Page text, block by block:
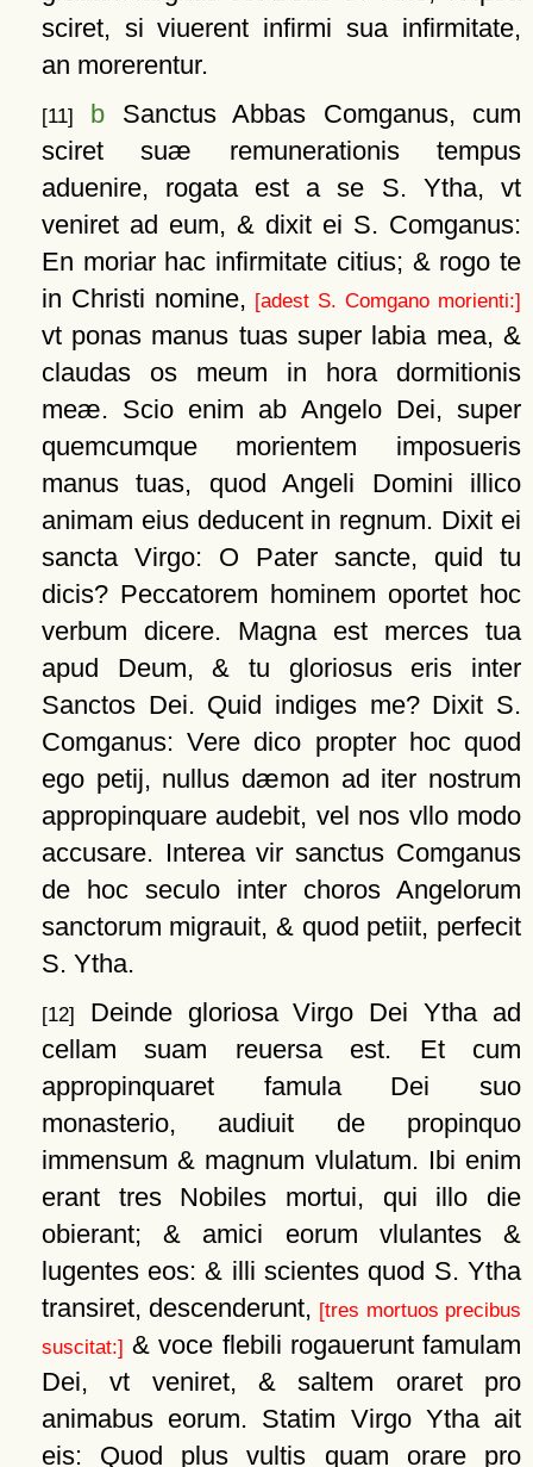
sciret, si viuerent infirmi sua infirmitate,
an morerentur.
[11] b Sanctus Abbas Comganus, cum
sciret suæ remunerationis tempus
aduenire, rogata est a se S. Ytha, vt
veniret ad eum, & dixit ei S. Comganus:
En moriar hac infirmitate citius; & rogo te
in Christi nomine, [adest S. Comgano morienti:]
vt ponas manus tuas super labia mea, &
claudas os meum in hora dormitionis
meæ. Scio enim ab Angelo Dei, super
quemcumque morientem imposueris
manus tuas, quod Angeli Domini illico
animam eius deducent in regnum. Dixit ei
sancta Virgo: O Pater sancte, quid tu
dicis? Peccatorem hominem oportet hoc
verbum dicere. Magna est merces tua
apud Deum, & tu gloriosus eris inter
Sanctos Dei. Quid indiges me? Dixit S.
Comganus: Vere dico propter hoc quod
ego petij, nullus dæmon ad iter nostrum
appropinquare audebit, vel nos vllo modo
accusare. Interea vir sanctus Comganus
de hoc seculo inter choros Angelorum
sanctorum migrauit, & quod petiit, perfecit
S. Ytha.
[12]
Deinde gloriosa Virgo Dei Ytha ad
cellam suam reuersa est. Et cum
appropinquaret famula Dei suo
monasterio, audiuit de propinquo
immensum & magnum vlulatum. Ibi enim
erant tres Nobiles mortui, qui illo die
obierant; & amici eorum vlulantes &
lugentes eos: & illi scientes quod S. Ytha
transiret, descenderunt, [tres mortuos precibus
suscitat:] & voce flebili rogauerunt famulam
Dei, vt veniret, & saltem oraret pro
animabus eorum. Statim Virgo Ytha ait
eis: Quod plus vultis quam orare pro